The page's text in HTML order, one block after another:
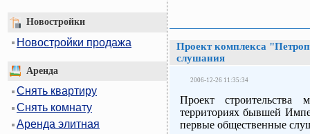
Новостройки
Новостройки продажа
Аренда
Снять квартиру
Снять комнату
Аренда элитная
Проект комплекса
слушания
2006-12-26 11:35:34
Проект строительства
территориях бывшей
первые общественные